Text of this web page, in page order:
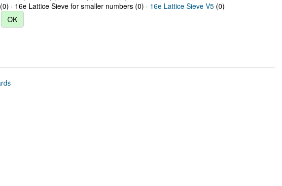
(0) · 16e Lattice Sieve for smaller numbers (0) · 16e Lattice Sieve V5 (0)